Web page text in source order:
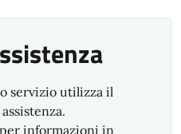
Popolari tramite
di domande
di iscrizione
seggio
servizio utilizza il
informazioni in